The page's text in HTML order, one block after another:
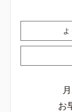
お